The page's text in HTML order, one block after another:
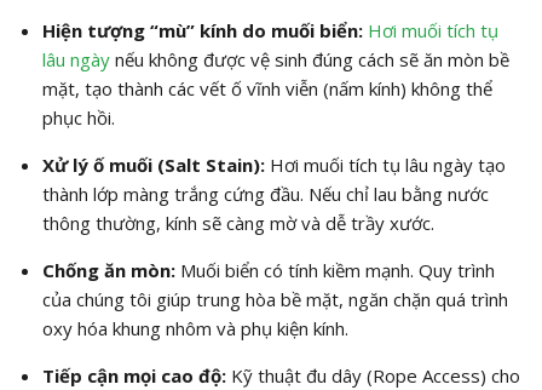
Hiện tượng “mù” kính do muối biển: Hơi muối tích tụ
lâu ngàynếu không được vệ sinh đúng cách sẽ ăn mòn bề
mặt, tạo thành các vết ố vĩnh viễn (nấm kính) không thể
phục hồi.
Xử lý ố muối (Salt Stain):Hơi muối tích tụ lâu ngày tạo
thành lớp màng trắng cứng đầu. Nếu chỉ lau bằng nước
thông thường, kính sẽ càng mờ và dễ trầy xước.
Chống ăn mòn:Muối biển có tính kiềm mạnh. Quy trình
của chúng tôi giúp trung hòa bề mặt, ngăn chặn quá trình
oxy hóa khung nhôm và phụ kiện kính.
Tiếp cận mọi cao độ:Kỹ thuật đu dây (Rope Access) cho